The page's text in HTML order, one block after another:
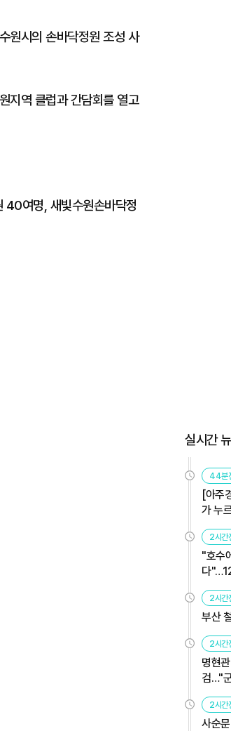
원시의 손바닥정원 조성 사
지역 클럽과 간담회를 열고
40여명, 새빛수원손바닥정
실시간
44분
[아주
가 누
外
2시간
"호수
다
2시간
부산
2시간
명현
검…"
2시간
사순